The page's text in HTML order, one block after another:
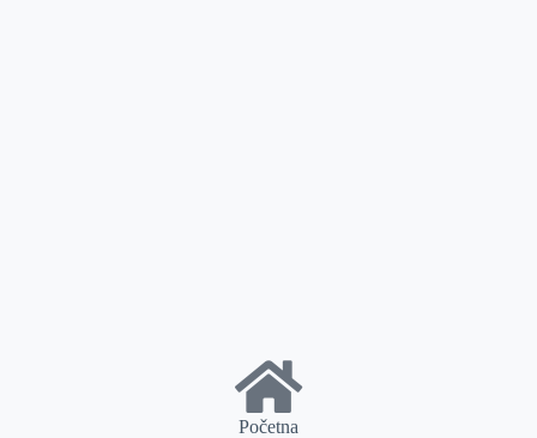
Početna